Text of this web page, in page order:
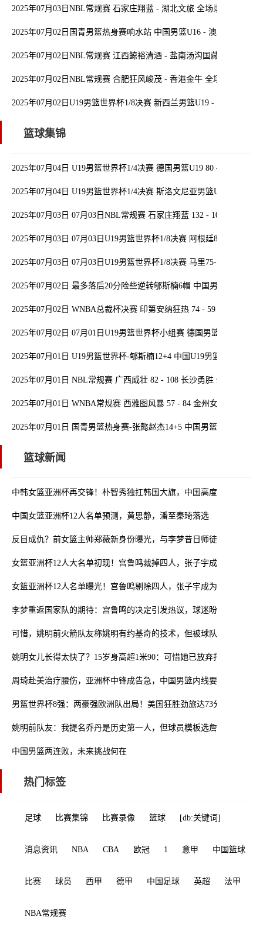
2025年07月03日NBL常规赛 石家庄翔蓝 - 湖北文旅 全场录像
2025年07月02日国青男篮热身赛响水站 中国男篮U16 - 澳大利亚U16
2025年07月02日NBL常规赛 江西鲸裕清酒 - 盐南汤沟国藏 全场录像
2025年07月02日NBL常规赛 合肥狂风峻茂 - 香港金牛 全场录像
2025年07月02日U19男篮世界杯1/8决赛 新西兰男篮U19 - 中国男篮
篮球集锦
2025年07月04日 U19男篮世界杯1/4决赛 德国男篮U19 80 - 67 澳大利
2025年07月04日 U19男篮世界杯1/4决赛 斯洛文尼亚男篮U19 79 - 55
2025年07月03日 07月03日NBL常规赛 石家庄翔蓝 132 - 100 湖北文旅
2025年07月03日 07月03日U19男篮世界杯1/8决赛 阿根廷80-81斯洛文
2025年07月03日 07月03日U19男篮世界杯1/8决赛 马里75-100加拿大
2025年07月02日 最多落后20分险些逆转郇斯楠6帽 中国男篮无缘U19
2025年07月02日 WNBA总裁杯决赛 印第安纳狂热 74 - 59 明尼苏达山
2025年07月02日 07月01日U19男篮世界杯小组赛 德国男篮U19 104 -
2025年07月01日 U19男篮世界杯-郇斯楠12+4 中国U19男篮负斯洛文
2025年07月01日 NBL常规赛 广西威壮 82 - 108 长沙勇胜 全场集锦
2025年07月01日 WNBA常规赛 西雅图风暴 57 - 84 金州女武神 全场集
2025年07月01日 国青男篮热身赛-张懿赵杰14+5 中国男篮U16力克新
篮球新闻
中韩女篮亚洲杯再交锋！朴智秀独扛韩国大旗，中国高度优势冲击对
中国女篮亚洲杯12人名单预测，黄思静，潘至秦琦落选
反目成仇？前女篮主帅郑薇新身份曝光，与李梦昔日师徒变对手
女篮亚洲杯12人大名单初现！宫鲁鸣裁掉四人，张子宇成为争冠关键
女篮亚洲杯12人名单曝光！宫鲁鸣剔除四人，张子宇成为关键人物
李梦重返国家队的期待：宫鲁鸣的决定引发热议，球迷盼望她的华丽
可惜，姚明前火箭队友称姚明有约基奇的技术，但被球队体系限制了
姚明女儿长得太快了？15岁身高超1米90：可惜她已放弃打篮球了？
周琦赴美治疗腰伤，亚洲杯中锋成告急，中国男篮内线要变 空城计
男篮世界杯8强：两豪强欧洲队出局！美国狂胜劲旅达73分
姚明前队友：我提名乔丹是历史第一人，但球员模板选詹姆斯！
中国男篮两连败，未来挑战何在
热门标签
足球 比赛集锦 比赛录像 篮球 [db:关键词]
消息资讯 NBA CBA 欧冠 1 意甲 中国篮球
比赛 球员 西甲 德甲 中国足球 英超 法甲
NBA常规赛